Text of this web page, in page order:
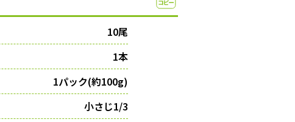
10尾
1本
1パック(約100g)
小さじ1/3